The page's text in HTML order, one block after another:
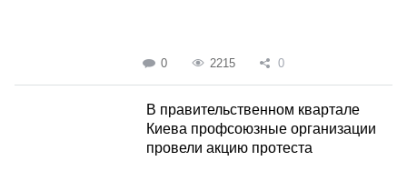
0 2215 0
В правительственном квартале
Киева профсоюзные организации
провели акцию протеста